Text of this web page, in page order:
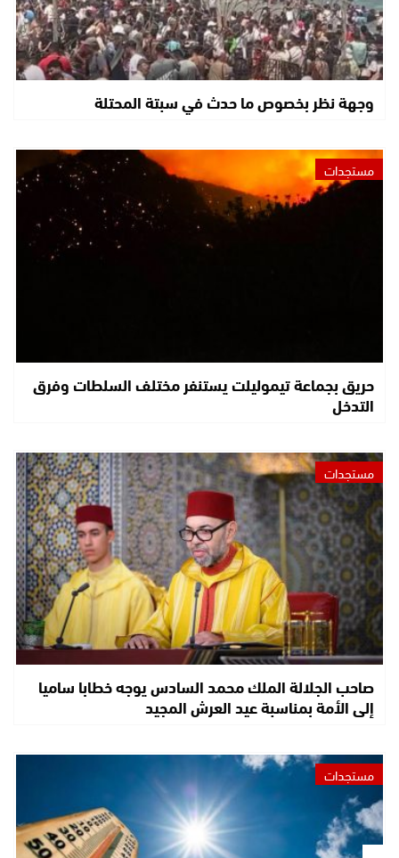
وجهة نظر بخصوص ما حدث في سبتة المحتلة
مستجدات
حريق بجماعة تيموليلت يستنفر مختلف السلطات وفرق
التدخل
مستجدات
صاحب الجلالة الملك محمد السادس يوجه خطابا ساميا
إلى الأمة بمناسبة عيد العرش المجيد
مستجدات